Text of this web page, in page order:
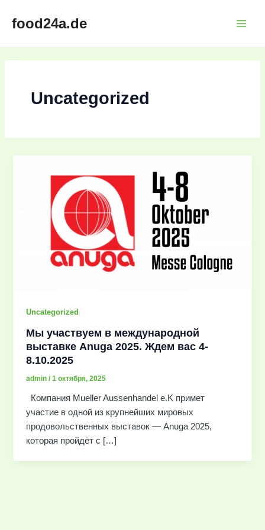
food24a.de
Uncategorized
Uncategorized
Мы участвуем в международной
выставке Anuga 2025. Ждем вас 4-
8.10.2025
admin/1 октября, 2025
Компания Mueller Aussenhandel e.K примет
участие в одной из крупнейших мировых
продовольственных выставок — Anuga 2025,
которая пройдёт с […]